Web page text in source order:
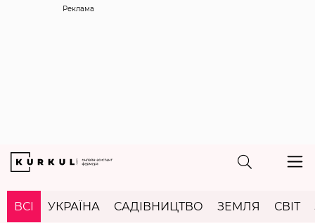
Реклама
ВСІ УКРАЇНА САДІВНИЦТВО ЗЕМЛЯ СВІТ